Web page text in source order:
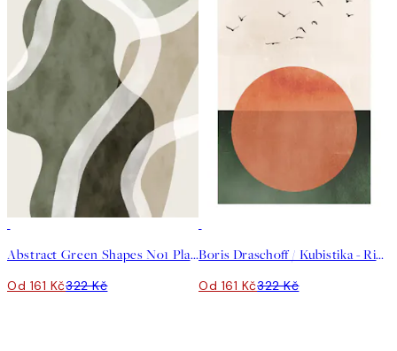
Abstract Green Shapes No1 Plakát
Od 161 Kč322 Kč
Boris Draschoff / Kubistika - Rising Plakát
Od 161 Kč322 Kč